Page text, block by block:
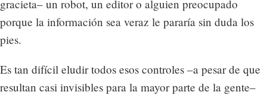
gracieta– un robot, un editor o alguien preocupado
porque la información sea veraz le pararía sin duda los
pies.
Es tan difícil eludir todos esos controles –a pesar de que
resultan casi invisibles para la mayor parte de la gente–